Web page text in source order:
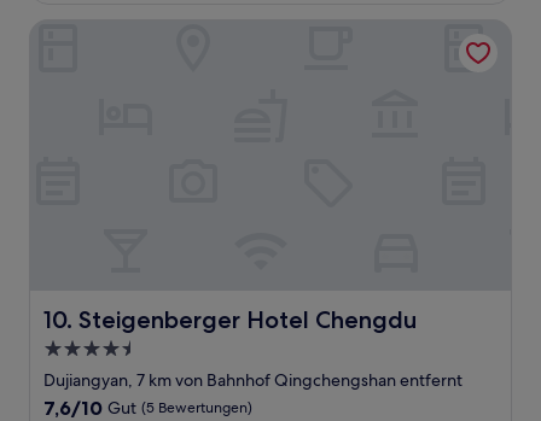
10. Steigenberger Hotel Chengdu
Steigenberger Hotel Chengdu
4.5-
Sterne-
Unterkunft
Dujiangyan, 7 km von Bahnhof Qingchengshan entfernt
7.6
7,6/10 Gut (5 Bewertungen)